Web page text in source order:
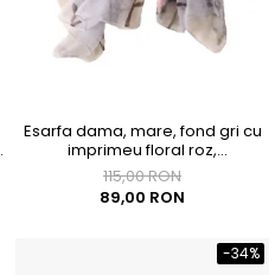
Esarfa dama, mare, fond gri cu
imprimeu floral roz,
1800x1450mm
115,00 RON
89,00 RON
-34%